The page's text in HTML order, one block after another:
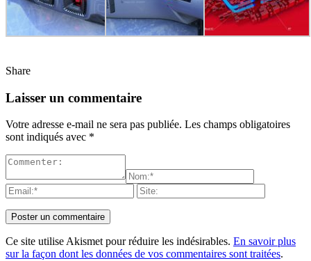
Share
Laisser un commentaire
Votre adresse e-mail ne sera pas publiée. Les champs obligatoires
sont indiqués avec *
Ce site utilise Akismet pour réduire les indésirables. En savoir plus
sur la façon dont les données de vos commentaires sont traitées.